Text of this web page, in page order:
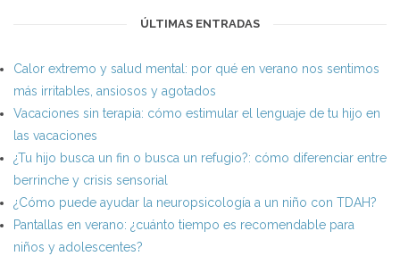
ÚLTIMAS ENTRADAS
Calor extremo y salud mental: por qué en verano nos sentimos
más irritables, ansiosos y agotados
Vacaciones sin terapia: cómo estimular el lenguaje de tu hijo en
las vacaciones
¿Tu hijo busca un fin o busca un refugio?: cómo diferenciar entre
berrinche y crisis sensorial
¿Cómo puede ayudar la neuropsicología a un niño con TDAH?
Pantallas en verano: ¿cuánto tiempo es recomendable para
niños y adolescentes?